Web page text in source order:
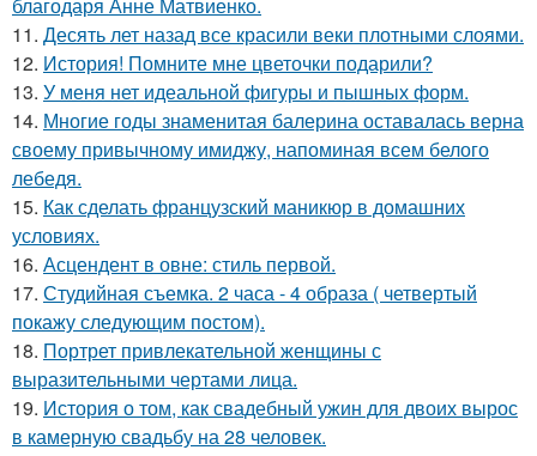
11. Десять лет назад все красили веки плотными слоями.
12. История! Помните мне цветочки подарили?
13. У меня нет идеальной фигуры и пышных форм.
14. Многие годы знаменитая балерина оставалась верна
своему привычному имиджу, напоминая всем белого
лебедя.
15. Как сделать французский маникюр в домашних
условиях.
16. Асцендент в овне: стиль первой.
17. Студийная съемка. 2 часа - 4 образа ( четвертый
покажу следующим постом).
18. Портрет привлекательной женщины с
выразительными чертами лица.
19. История о том, как свадебный ужин для двоих вырос
в камерную свадьбу на 28 человек.